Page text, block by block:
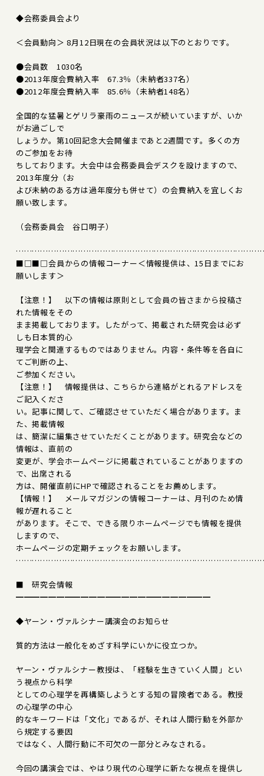
◆会務委員会より
＜会員動向＞ 8月12日現在の会員状況は以下のとおりです。
●会員数 1030名
●2013年度会費納入率 67.3％（未納者337名）
●2012年度会費納入率 85.6％（未納者148名）
全国的な猛暑とゲリラ豪雨のニュースが続いていますが、いか
がお過ごしで
しょうか。第10回記念大会開催まであと2週間です。多くの方
のご参加をお待
ちしております。大会中は会務委員会デスクを設けますので、
2013年度分（お
よび未納のある方は過年度分も併せて）の会費納入を宜しくお
願い致します。
（会務委員会 谷口明子）
■□■□会員からの情報コーナー＜情報提供は、15日までにお
願いします＞
【注意！】 以下の情報は原則として会員の皆さまから投稿さ
れた情報をその
まま掲載しております。したがって、掲載された研究会は必ず
しも日本質的心
理学会と関連するものではありません。内容・条件等を各自に
てご判断の上、
ご参加ください。
【注意！】 情報提供は、こちらから連絡がとれるアドレスを
ご記入くださ
い。記事に関して、ご確認させていただく場合があります。ま
た、掲載情報
は、簡潔に編集させていただくことがあります。研究会などの
情報は、直前の
変更が、学会ホームページに掲載されていることがありますの
で、出席される
方は、開催直前にHPで確認されることをお薦めします。
【情報！】 メールマガジンの情報コーナーは、月刊のため情
報が遅れること
があります。そこで、できる限りホームページでも情報を提供
しますので、
ホームページの定期チェックをお願いします。
■ 研究会情報
━━━━━━━━━━━━━━━━━━━━━━━━
◆ヤーン・ヴァルシナー講演会のお知らせ
質的方法は一般化をめざす科学にいかに役立つか。
ヤーン・ヴァルシナー教授は、「経験を生きていく人間」とい
う視点から科学
としての心理学を再構築しようとする知の冒険者である。教授
の心理学の中心
的なキーワードは「文化」であるが、それは人間行動を外部か
ら規定する要因
ではなく、人間行動に不可欠の一部分とみなされる。
今回の講演会では、やはり現代の心理学に新たな視点を提供し